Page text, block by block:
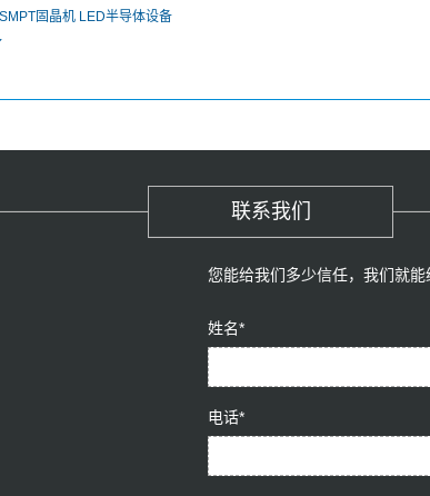
固晶机 LED半导体设备
联系我们
您能给我们多少信任，我们就
姓名*
电话*